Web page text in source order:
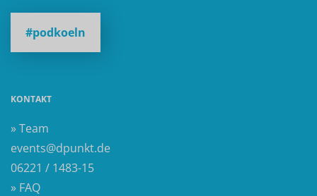
#podkoeln
KONTAKT
» Team
events@dpunkt.de
06221 / 1483-15
» FAQ